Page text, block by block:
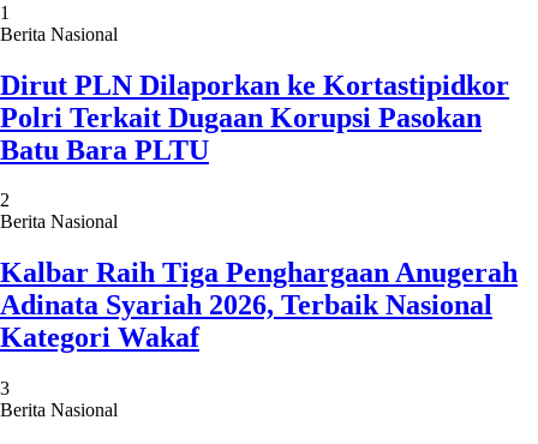
1
Berita Nasional
Dirut PLN Dilaporkan ke Kortastipidkor
Polri Terkait Dugaan Korupsi Pasokan
Batu Bara PLTU
2
Berita Nasional
Kalbar Raih Tiga Penghargaan Anugerah
Adinata Syariah 2026, Terbaik Nasional
Kategori Wakaf
3
Berita Nasional